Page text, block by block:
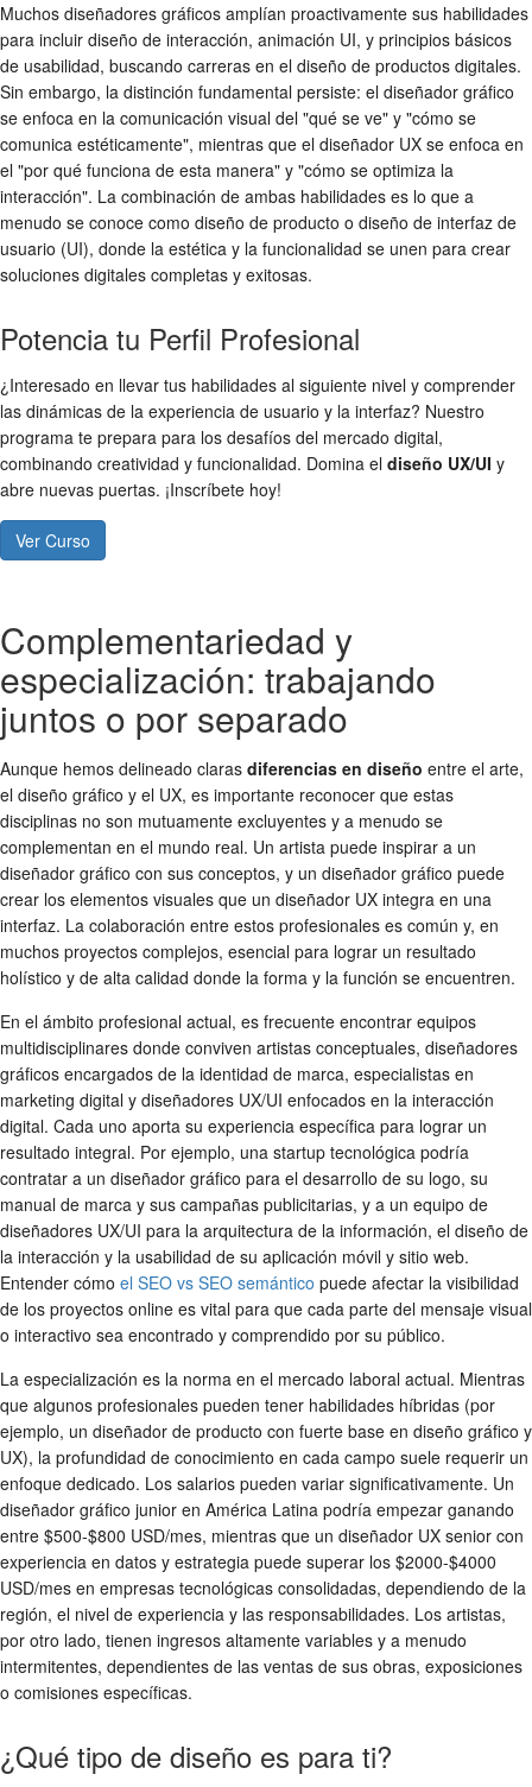
Muchos diseñadores gráficos amplían proactivamente sus habilidades
para incluir diseño de interacción, animación UI, y principios básicos
de usabilidad, buscando carreras en el diseño de productos digitales.
Sin embargo, la distinción fundamental persiste: el diseñador gráfico
se enfoca en la comunicación visual del "qué se ve" y "cómo se
comunica estéticamente", mientras que el diseñador UX se enfoca en
el "por qué funciona de esta manera" y "cómo se optimiza la
interacción". La combinación de ambas habilidades es lo que a
menudo se conoce como diseño de producto o diseño de interfaz de
usuario (UI), donde la estética y la funcionalidad se unen para crear
soluciones digitales completas y exitosas.
Potencia tu Perfil Profesional
¿Interesado en llevar tus habilidades al siguiente nivel y comprender
las dinámicas de la experiencia de usuario y la interfaz? Nuestro
programa te prepara para los desafíos del mercado digital,
combinando creatividad y funcionalidad. Domina el diseño UX/UI y
abre nuevas puertas. ¡Inscríbete hoy!
Ver Curso
Complementariedad y
especialización: trabajando
juntos o por separado
Aunque hemos delineado claras diferencias en diseño entre el arte,
el diseño gráfico y el UX, es importante reconocer que estas
disciplinas no son mutuamente excluyentes y a menudo se
complementan en el mundo real. Un artista puede inspirar a un
diseñador gráfico con sus conceptos, y un diseñador gráfico puede
crear los elementos visuales que un diseñador UX integra en una
interfaz. La colaboración entre estos profesionales es común y, en
muchos proyectos complejos, esencial para lograr un resultado
holístico y de alta calidad donde la forma y la función se encuentren.
En el ámbito profesional actual, es frecuente encontrar equipos
multidisciplinares donde conviven artistas conceptuales, diseñadores
gráficos encargados de la identidad de marca, especialistas en
marketing digital y diseñadores UX/UI enfocados en la interacción
digital. Cada uno aporta su experiencia específica para lograr un
resultado integral. Por ejemplo, una startup tecnológica podría
contratar a un diseñador gráfico para el desarrollo de su logo, su
manual de marca y sus campañas publicitarias, y a un equipo de
diseñadores UX/UI para la arquitectura de la información, el diseño de
la interacción y la usabilidad de su aplicación móvil y sitio web.
Entender cómo el SEO vs SEO semántico puede afectar la visibilidad
de los proyectos online es vital para que cada parte del mensaje visual
o interactivo sea encontrado y comprendido por su público.
La especialización es la norma en el mercado laboral actual. Mientras
que algunos profesionales pueden tener habilidades híbridas (por
ejemplo, un diseñador de producto con fuerte base en diseño gráfico y
UX), la profundidad de conocimiento en cada campo suele requerir un
enfoque dedicado. Los salarios pueden variar significativamente. Un
diseñador gráfico junior en América Latina podría empezar ganando
entre $500-$800 USD/mes, mientras que un diseñador UX senior con
experiencia en datos y estrategia puede superar los $2000-$4000
USD/mes en empresas tecnológicas consolidadas, dependiendo de la
región, el nivel de experiencia y las responsabilidades. Los artistas,
por otro lado, tienen ingresos altamente variables y a menudo
intermitentes, dependientes de las ventas de sus obras, exposiciones
o comisiones específicas.
¿Qué tipo de diseño es para ti?